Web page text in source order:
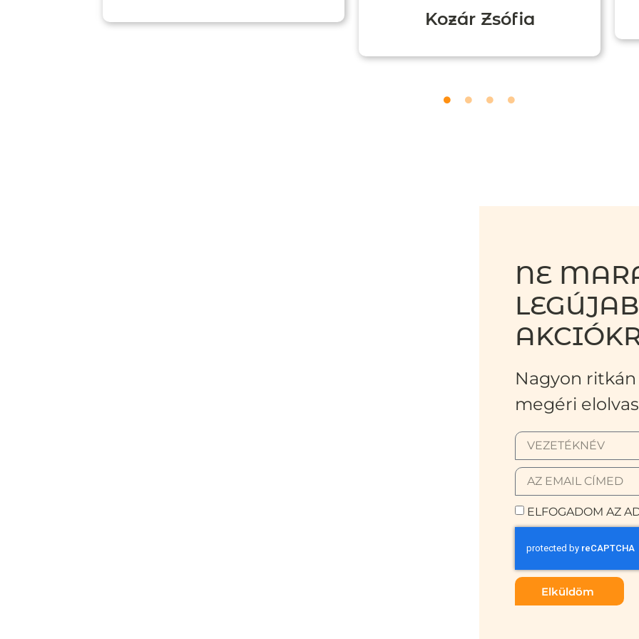
Kozár Zsófia
NE
Nagyon
megéri
ELFOGADOM AZ
Elküldöm